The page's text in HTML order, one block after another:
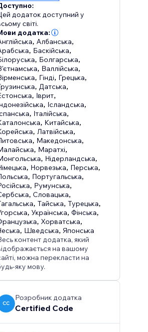
додаток доступний у
світі.
додатка:
, Албанська,
, Баскійська,
, Болгарська,
, Валлійська,
, Гінді, Грецька,
, Датська,
, Іврит,
, Ісландська,
, Італійська,
, Китайська,
, Латвійська,
, Македонська,
, Маратхі,
, Нідерландська,
, Норвезька, Перська,
, Португальська,
, Румунська,
,Словацька,
,Тайська,Турецька,
,Українська,Фінська,
, Хорватська,
, Шведська,Японська
контент додатка, який
на вашому
можна перекласти на
яку мову.
CC
Розробник додатка
Certified Code